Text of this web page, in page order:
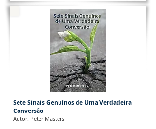
Sete Sinais Genuínos de Uma Verdadeira
Conversão
Autor: Peter Masters